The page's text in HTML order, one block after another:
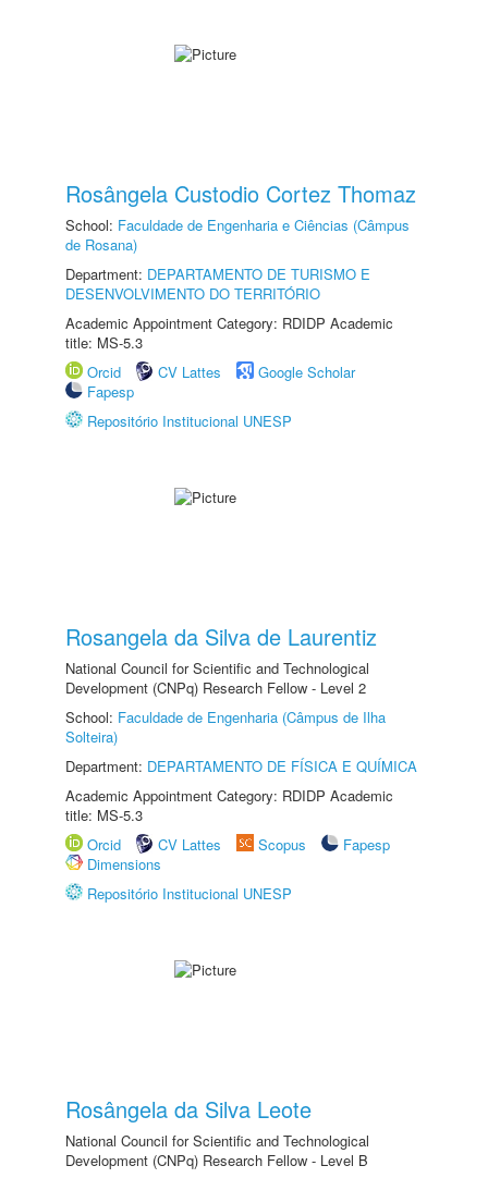
Rosângela Custodio Cortez Thomaz
School: Faculdade de Engenharia e Ciências (Câmpus
de Rosana)
Department: DEPARTAMENTO DE TURISMO E
DESENVOLVIMENTO DO TERRITÓRIO
Academic Appointment Category: RDIDP Academic
title: MS-5.3
Orcid
CV Lattes
Google Scholar
Fapesp
Repositório Institucional UNESP
Rosangela da Silva de Laurentiz
National Council for Scientific and Technological
Development (CNPq) Research Fellow - Level 2
School: Faculdade de Engenharia (Câmpus de Ilha
Solteira)
Department: DEPARTAMENTO DE FÍSICA E QUÍMICA
Academic Appointment Category: RDIDP Academic
title: MS-5.3
Orcid
CV Lattes Scopus
Fapesp
Dimensions
Repositório Institucional UNESP
Rosângela da Silva Leote
National Council for Scientific and Technological
Development (CNPq) Research Fellow - Level B